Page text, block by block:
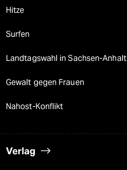
Hitze
Surfen
Landtagswahl in Sachsen-Anhalt
Gewalt gegen Frauen
Nahost-Konflikt
Verlag